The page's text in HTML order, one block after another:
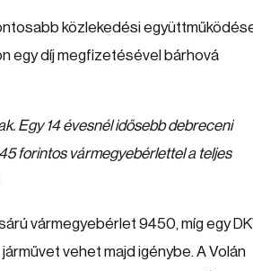
közlekedési
egy díj megfizetésével bárhová
Egy 14 évesnél idősebb debreceni
forintos vármegyebérlettel a teljes
vármegyebérlet 9450, míg egy
vehet majd igénybe. A Volán